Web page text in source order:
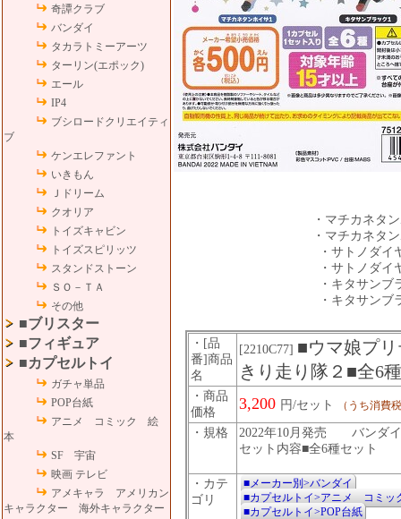
奇譚クラブ
バンダイ
タカラトミーアーツ
ターリン(エポック)
エール
IP4
ブシロードクリエイティ
ブ
ケンエレファント
いきもん
Ｊドリーム
クオリア
トイズキャビン
トイズスピリッツ
スタンドストーン
ＳＯ－ＴＡ
その他
■ブリスター
■フィギュア
■カプセルトイ
ガチャ単品
POP台紙
アニメ コミック 絵
本
SF 宇宙
映画 テレビ
アメキャラ アメリカン
キャラクター 海外キャラクター
・マチカネタ
・マチカネタ
・サトノダイ
・サトノダイ
・キタサンブ
・キタサンブ
・[品
番]商品
名
[2210C77] ■ウマ娘プ
きり走り隊２■全6
・商品
価格
3,200 円/セット （うち消費
・規格
2022年10月発売 バンダイ
セット内容■全6種セット
・カテ
ゴリ
■メーカー別>バンダイ
■カプセルトイ>アニメ コミ
■カプセルトイ>POP台紙